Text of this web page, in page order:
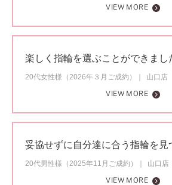
VIEW MORE
楽しく指輪を選ぶことができまし
20代女性様（2026年３月ご成約）
山口店
VIEW MORE
妥協せずに自分達に合う指輪を見
20代男性様（2025年11月ご成約）
山口店
VIEW MORE